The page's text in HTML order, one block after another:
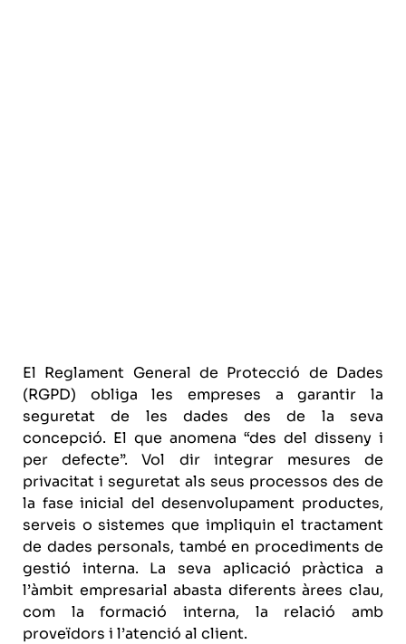
El Reglament General de Protecció de Dades
(RGPD) obliga les empreses a garantir la
seguretat de les dades des de la seva
concepció. El que anomena “des del disseny i
per defecte”. Vol dir integrar mesures de
privacitat i seguretat als seus processos des de
la fase inicial del desenvolupament productes,
serveis o sistemes que impliquin el tractament
de dades personals, també en procediments de
gestió interna. La seva aplicació pràctica a
l’àmbit empresarial abasta diferents àrees clau,
com la formació interna, la relació amb
proveïdors i l’atenció al client.